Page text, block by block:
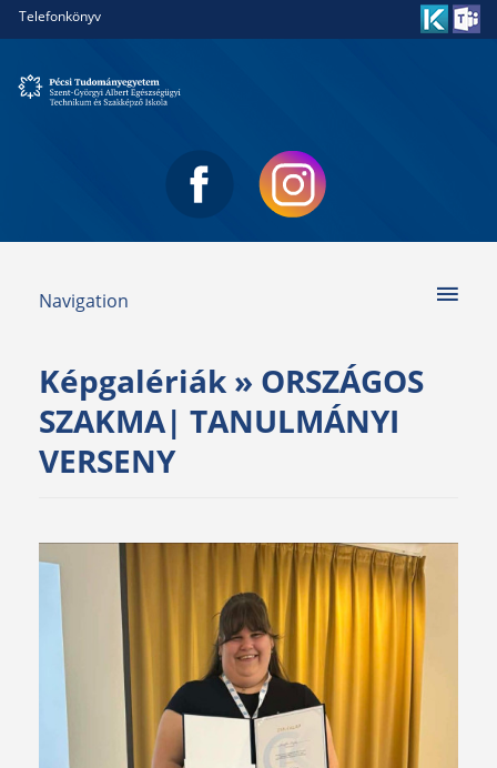
Telefonkönyv
Navigation
Képgalériák » ORSZÁGOS
SZAKMA| TANULMÁNYI
VERSENY